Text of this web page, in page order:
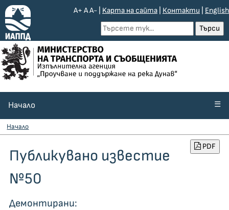
A+ AA- Kарта на сайта Контакти English
Начало ☰
Начало
PDF
Публикувано известие
№50
Демонтирани: